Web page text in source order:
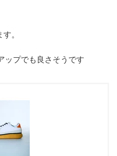
。
ップでも良さそうです